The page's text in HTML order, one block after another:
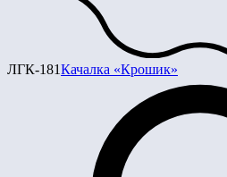
ЛГК-181Качалка «Крошик»